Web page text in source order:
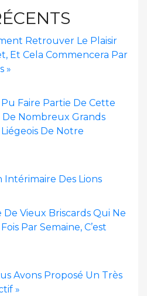
Retrouver Le Plaisir
Et Cela Commencera Par
»
Pu Faire Partie De Cette
De Nombreux Grands
De Notre
Intérimaire Des Lions
Vieux Briscards Qui Ne
Par Semaine, C’est
Avons Proposé Un Très
»